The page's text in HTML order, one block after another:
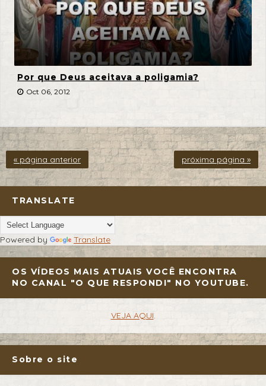
Por que Deus aceitava a poligamia?
Oct 06, 2012
« página anterior próxima página »
TRANSLATE
Powered by Translate
OS VÍDEOS MAIS ATUAIS VOCÊ ENCONTRA
NO CANAL "O QUE RESPONDI" NO YOUTUBE.
VEJA AQUI.
Sobre o site